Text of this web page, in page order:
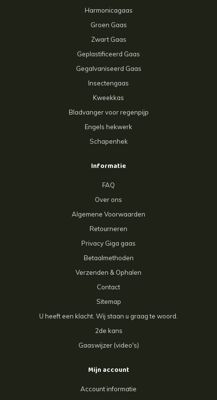
Harmonicagaas
Groen Gaas
Zwart Gaas
Geplastificeerd Gaas
Gegalvaniseerd Gaas
Insectengaas
Kweekkas
Bladvanger voor regenpijp
Engels hekwerk
Schapenhek
Informatie
FAQ
Over ons
Algemene Voorwaarden
Retourneren
Privacy Giga gaas
Betaalmethoden
Verzenden & Ophalen
Contact
Sitemap
U heeft een klacht. Wij staan u graag te woord.
2de kans
Gaaswijzer (video's)
Mijn account
Account informatie